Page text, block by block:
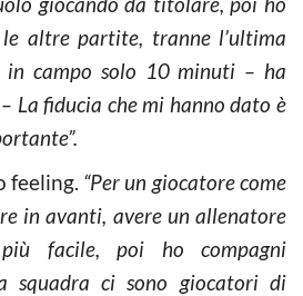
altre partite, tranne l’ultima
in campo solo 10 minuti – ha
La fiducia che mi hanno dato è
feeling. “Per un giocatore come
in avanti, avere un allenatore
facile, poi ho compagni
squadra ci sono giocatori di